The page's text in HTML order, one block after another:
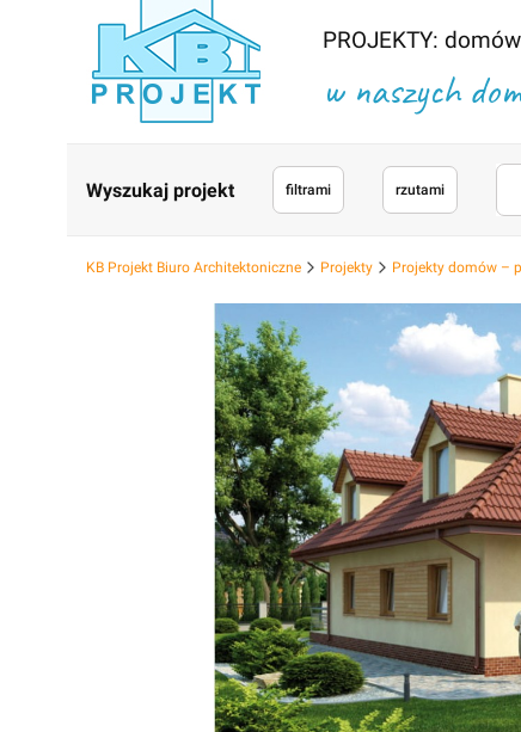
PROJEKTY: domów
w naszych
Wyszukaj projekt filtrami rzutami
KB Projekt Biuro Architektoniczne Projekty Projekty domów –